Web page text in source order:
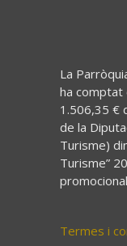
La
ha comptat
1.506,35 €
de la
Turisme)
Turisme”
Termes i